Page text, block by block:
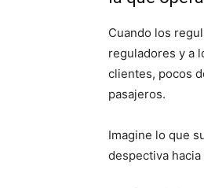
Cuando los
reguladores y a
clientes, pocos
pasajeros.
Imagine lo que
despectiva